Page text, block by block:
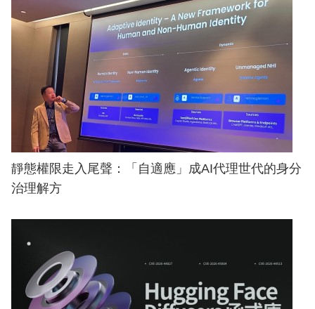
靜態權限走入尾聲：「自適應」成AI代理世代的身分
治理解方